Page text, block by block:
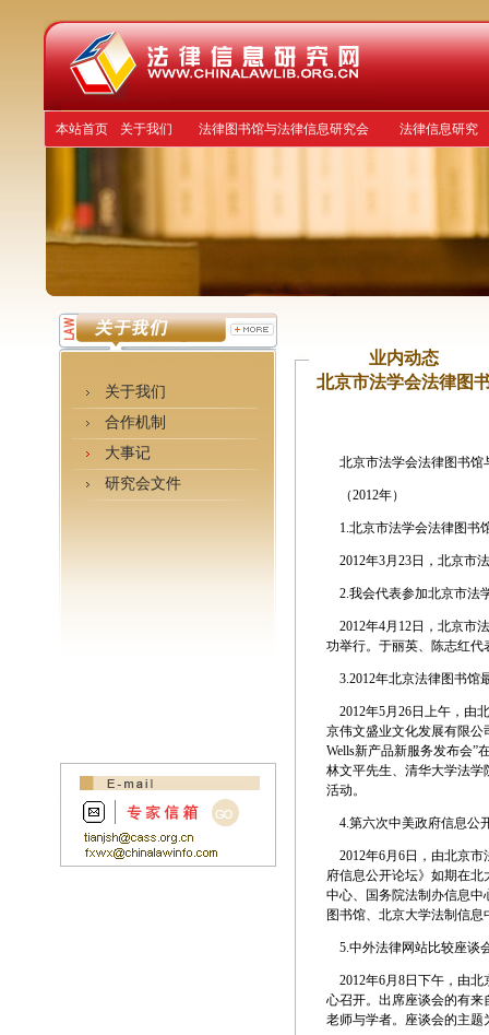
本站首页 关于我们 法律图书馆与法律信息研究会 法律信息研究
关于我们
合作机制
大事记
研究会文件
业内动态
北京市法学会法律图
北京市法学会法律图书馆
（2012年）
1.北京市法学会法律图书
2012年3月23日，北京市
2.我会代表参加北京市法
2012年4月12日，北京市
功举行。于丽英、陈志红
3.2012年北京法律图书馆
2012年5月26日上午，由
京伟文盛业文化发展有限公
Wells新产品新服务发布会”
林文平先生、清华大学法学
活动。
4.第六次中美政府信息公
2012年6月6日，由北京市
府信息公开论坛》如期在
中心、国务院法制办信息
图书馆、北京大学法制信
5.中外法律网站比较座谈
2012年6月8日下午，由北
心召开。出席座谈会的有
老师与学者。座谈会的主